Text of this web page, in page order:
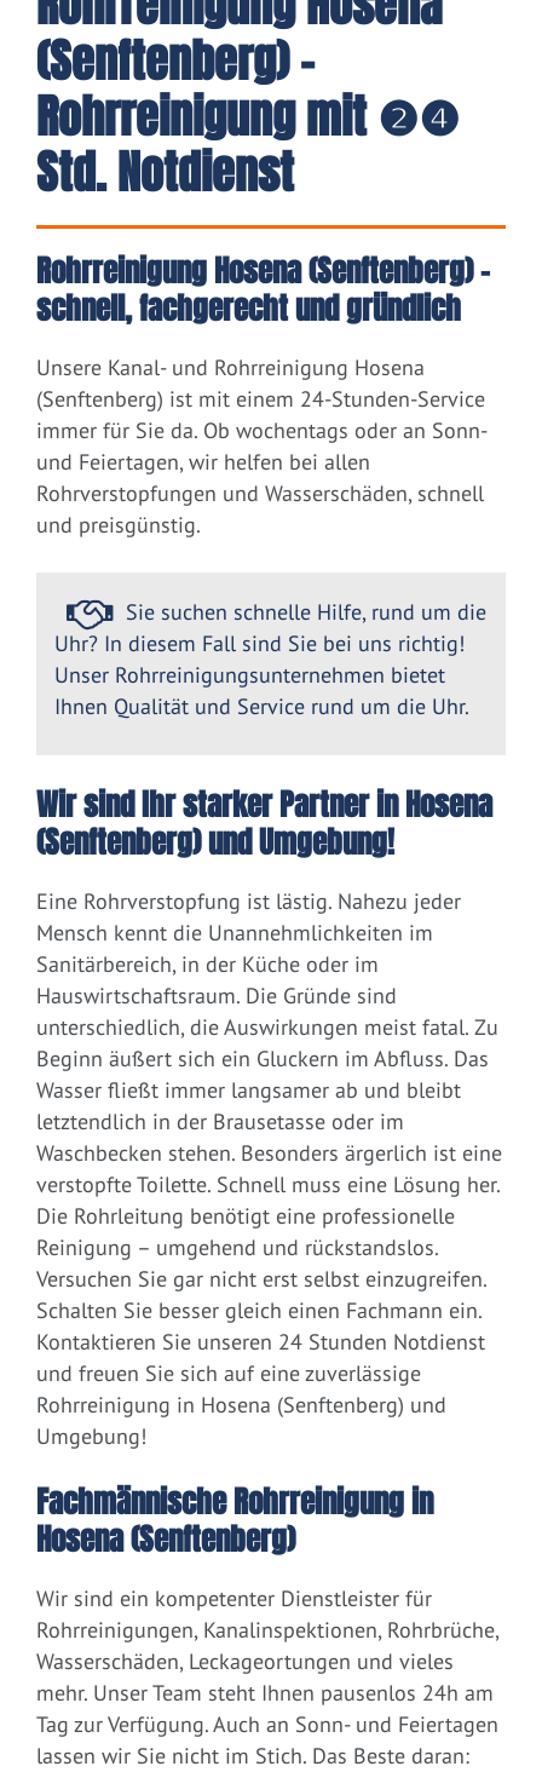
(Senftenberg) -
Rohrreinigung mit ❷❹
Std. Notdienst
Rohrreinigung Hosena (Senftenberg) –
schnell, fachgerecht und gründlich
Unsere Kanal- und Rohrreinigung Hosena
(Senftenberg) ist mit einem 24-Stunden-Service
immer für Sie da. Ob wochentags oder an Sonn-
und Feiertagen, wir helfen bei allen
Rohrverstopfungen und Wasserschäden, schnell
und preisgünstig.
Sie suchen schnelle Hilfe, rund um die
Uhr? In diesem Fall sind Sie bei uns richtig!
Unser Rohrreinigungsunternehmen bietet
Ihnen Qualität und Service rund um die Uhr.
Wir sind Ihr starker Partner in Hosena
(Senftenberg) und Umgebung!
Eine Rohrverstopfung ist lästig. Nahezu jeder
Mensch kennt die Unannehmlichkeiten im
Sanitärbereich, in der Küche oder im
Hauswirtschaftsraum. Die Gründe sind
unterschiedlich, die Auswirkungen meist fatal. Zu
Beginn äußert sich ein Gluckern im Abfluss. Das
Wasser fließt immer langsamer ab und bleibt
letztendlich in der Brausetasse oder im
Waschbecken stehen. Besonders ärgerlich ist eine
verstopfte Toilette. Schnell muss eine Lösung her.
Die Rohrleitung benötigt eine professionelle
Reinigung – umgehend und rückstandslos.
Versuchen Sie gar nicht erst selbst einzugreifen.
Schalten Sie besser gleich einen Fachmann ein.
Kontaktieren Sie unseren 24 Stunden Notdienst
und freuen Sie sich auf eine zuverlässige
Rohrreinigung in Hosena (Senftenberg) und
Umgebung!
Fachmännische Rohrreinigung in
Hosena (Senftenberg)
Wir sind ein kompetenter Dienstleister für
Rohrreinigungen, Kanalinspektionen, Rohrbrüche,
Wasserschäden, Leckageortungen und vieles
mehr. Unser Team steht Ihnen pausenlos 24h am
Tag zur Verfügung. Auch an Sonn- und Feiertagen
lassen wir Sie nicht im Stich. Das Beste daran: